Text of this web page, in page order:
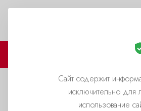
Сайт содержит
исключительно
использование
Британец